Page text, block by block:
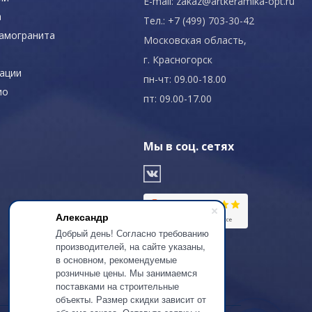
Александр
Добрый день! Согласно требованию
производителей, на сайте указаны,
в основном, рекомендуемые
розничные цены. Мы занимаемся
поставками на строительные
объекты. Размер скидки зависит от
Тел.: +7 (499) 703-30-42
Московская область,
г. Красногорск
пн-чт: 09.00-18.00
пт: 09.00-17.00
Мы в соц. сетях